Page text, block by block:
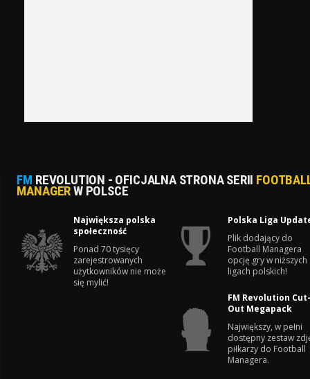
FM REVOLUTION - OFICJALNA STRONA SERII
MANAGERW POLSCE
Największa polska
społeczność
Ponad 70 tysięcy
zarejestrowanych
użytkowników nie może
się mylić!
Polska Liga
Plik dodający do
Football Managera
opcję gry w niższych
ligach polskich!
FM Revolution
Out Megapack
Największy, w pełni
dostępny zestaw
piłkarzy do Football
Managera.